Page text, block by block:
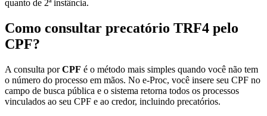
quanto de 2ª instância.
Como consultar precatório TRF4 pelo
CPF?
A consulta porCPF é o método mais simples quando você não tem
o número do processo em mãos. No e-Proc, você insere seu CPF no
campo de busca pública e o sistema retorna todos os processos
vinculados ao seu CPF e ao credor, incluindo precatórios.